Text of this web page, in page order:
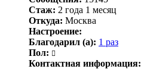
Стаж: 2 года 1 месяц
Откуда: Москва
Настроение:
Благодарил (а): 1 раз
Пол:
Контактная информация: